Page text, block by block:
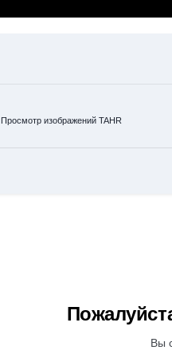
Просмотр изображений TAHR
Вы